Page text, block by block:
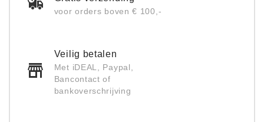
voor orders boven € 100,-
Veilig betalen
Met iDEAL, Paypal,
Bancontact of
bankoverschrijving